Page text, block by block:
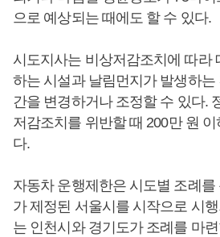
으로 예상되는 때에도 할 수 있다.
시도지사는 비상저감조치에 따라
하는 시설과 날림먼지가 발생하는
간을 변경하거나 조정할 수 있다.
저감조치를 위반할 때 200만 원
다.
자동차 운행제한은 시도별 조례를
가 제정된 서울시를 시작으로 시
는 인천시와 경기도가 조례를 마